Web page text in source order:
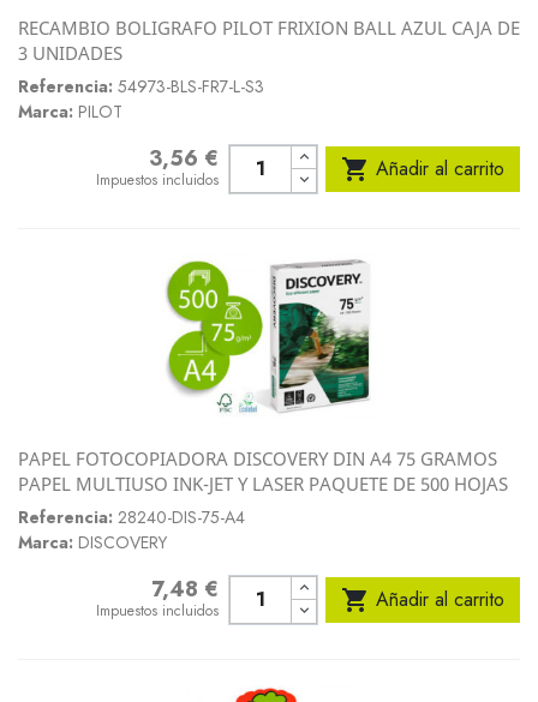
RECAMBIO BOLIGRAFO PILOT FRIXION BALL AZUL CAJA DE
3 UNIDADES
Referencia: 54973-BLS-FR7-L-S3
Marca: PILOT
3,56 €
Impuestos incluidos  Añadir al carrito
PAPEL FOTOCOPIADORA DISCOVERY DIN A4 75 GRAMOS
PAPEL MULTIUSO INK-JET Y LASER PAQUETE DE 500 HOJAS
Referencia: 28240-DIS-75-A4
Marca: DISCOVERY
7,48 €
Impuestos incluidos  Añadir al carrito